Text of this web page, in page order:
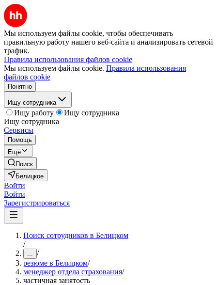
Мы используем файлы cookie, чтобы обеспечивать
правильную работу нашего веб-сайта и анализировать сетевой
трафик.
Правила использования файлов cookie
Мы используем файлы cookie. Правила использования
файлов cookie
Понятно
Ищу сотрудника
Ищу работу
Ищу сотрудника
Ищу сотрудника
Сервисы
Помощь
Ещё
Поиск
Белицкое
Войти
Войти
Зарегистрироваться
Поиск сотрудников в Белицком
/
... /
резюме в Белицком/
менеджер отдела страхования/
частичная занятость